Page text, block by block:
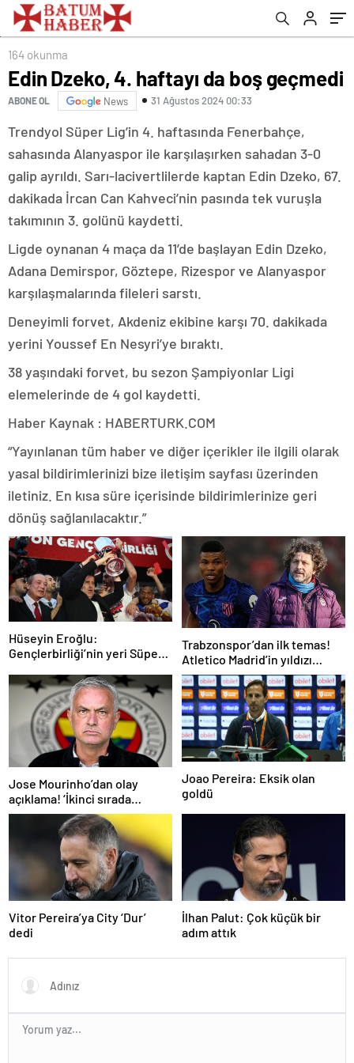
164 okunma
Edin Dzeko, 4. haftayı da boş geçmedi
ABONE OL News 31 Ağustos 2024 00:33
Trendyol Süper Lig’in 4. haftasında Fenerbahçe,
sahasında Alanyaspor ile karşılaşırken sahadan 3-0
galip ayrıldı. Sarı-lacivertlilerde kaptan Edin Dzeko, 67.
dakikada İrcan Can Kahveci’nin pasında tek vuruşla
takımının 3. golünü kaydetti.
Ligde oynanan 4 maça da 11’de başlayan Edin Dzeko,
Adana Demirspor, Göztepe, Rizespor ve Alanyaspor
karşılaşmalarında fileleri sarstı.
Deneyimli forvet, Akdeniz ekibine karşı 70. dakikada
yerini Youssef En Nesyri’ye bıraktı.
38 yaşındaki forvet, bu sezon Şampiyonlar Ligi
elemelerinde de 4 gol kaydetti.
Haber Kaynak : HABERTURK.COM
“Yayınlanan tüm haber ve diğer içerikler ile ilgili olarak
yasal bildirimlerinizi bize iletişim sayfası üzerinden
iletiniz. En kısa süre içerisinde bildirimlerinize geri
dönüş sağlanılacaktır.”
Hüseyin Eroğlu:
Gençlerbirliği’nin yeri Süper
Trabzonspor’dan ilk temas!
Atletico Madrid’in yıldızı
gündemde
Jose Mourinho’dan olay
açıklama! ‘İkinci sırada
bitireceğiz’
Joao Pereira: Eksik olan
goldü
Vitor Pereira’ya City ‘Dur’
dedi
İlhan Palut: Çok küçük bir
adım attık